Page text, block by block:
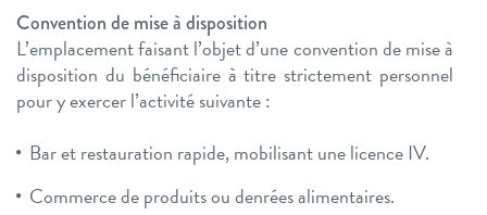
Convention de mise à disposition
L’emplacement faisant l’objet d’une convention de mise à
disposition du bénéficiaire à titre strictement personnel
pour y exercer l’activité suivante :
Bar et restauration rapide, mobilisant une licence IV.
Commerce de produits ou denrées alimentaires.